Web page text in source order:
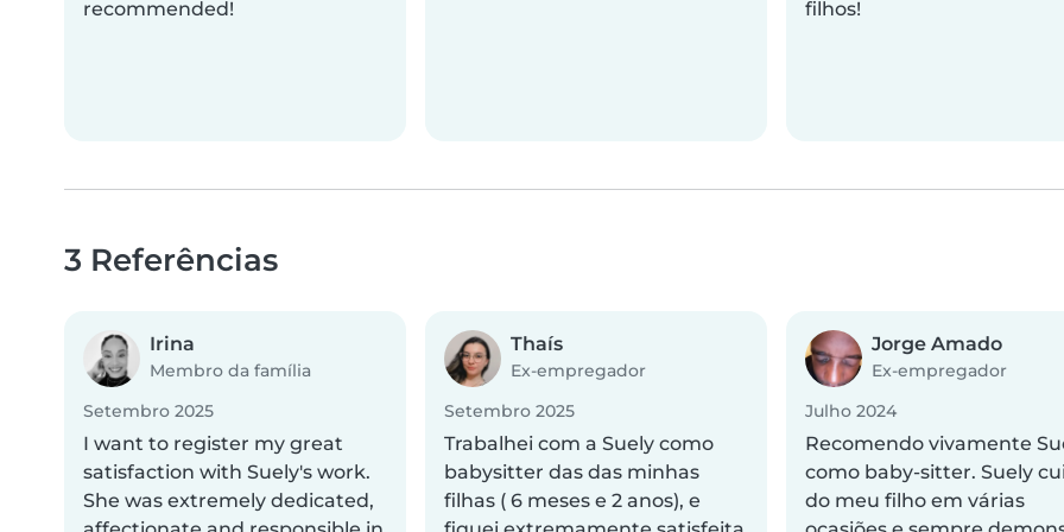
recommended!
filhos!
3 Referências
Irina
Membro da família
Setembro 2025
I want to register my great
satisfaction with Suely's work.
She was extremely dedicated,
Thaís
Ex-empregador
Setembro 2025
Trabalhei com a Suely como
babysitter das das minhas
filhas ( 6 meses e 2 anos), e
Jorge Amado
Ex-empregador
Julho 2024
Recomendo vivamente
como baby-sitter. Suely
do meu filho em várias